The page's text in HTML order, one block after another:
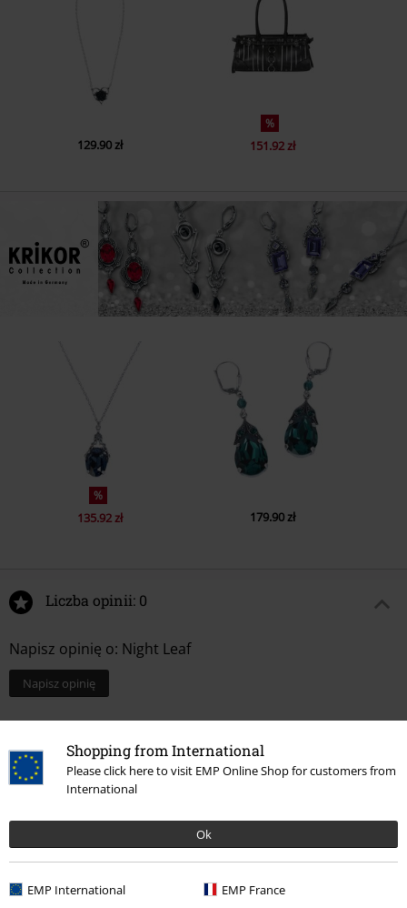
Shopping from International
Please click here to visit EMP Online Shop for customers from
International
Ok
EMP International EMP France
129.90 zł
%
151.92 zł
%
135.92 zł 179.90 zł
Liczba opinii: 0
Napisz opinię o: Night Leaf
Napisz opinię